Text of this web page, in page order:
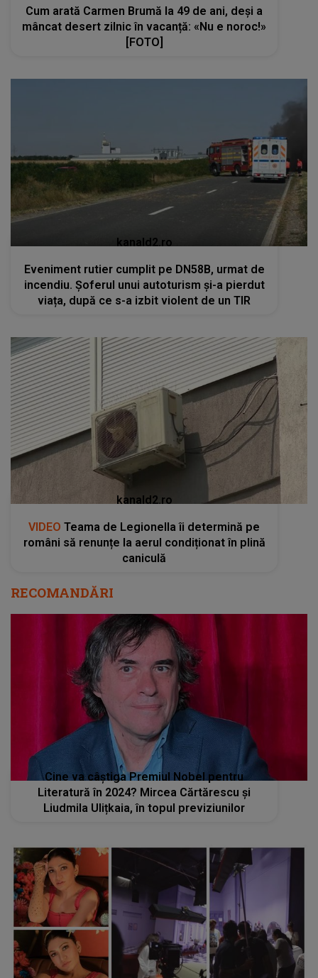
Cum arată Carmen Brumă la 49 de ani, deși a
mâncat desert zilnic în vacanță: «Nu e noroc!»
[FOTO]
kanald2.ro
Eveniment rutier cumplit pe DN58B, urmat de
incendiu. Șoferul unui autoturism și-a pierdut
viața, după ce s-a izbit violent de un TIR
kanald2.ro
VIDEO Teama de Legionella îi determină pe
români să renunțe la aerul condiționat în plină
caniculă
RECOMANDĂRI
Cine va câștiga Premiul Nobel pentru
Literatură în 2024? Mircea Cărtărescu și
Liudmila Ulițkaia, în topul previziunilor